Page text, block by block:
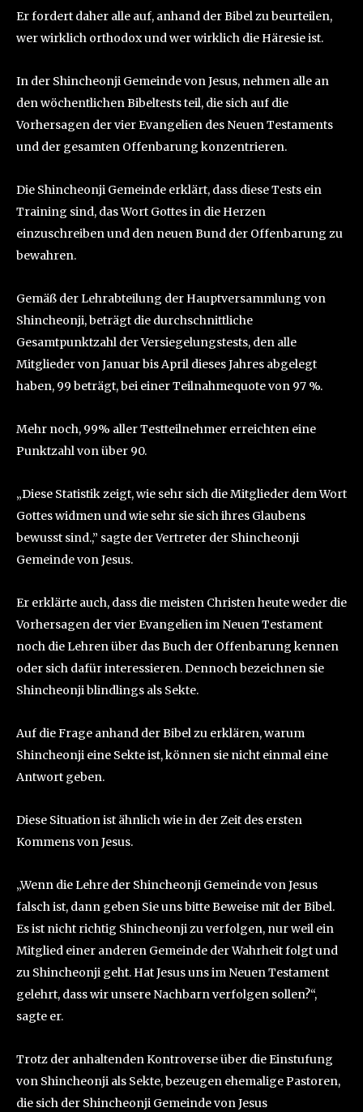
Er fordert daher alle auf, anhand der Bibel zu beurteilen,
wer wirklich orthodox und wer wirklich die Häresie ist.
In der Shincheonji Gemeinde von Jesus, nehmen alle an
den wöchentlichen Bibeltests teil, die sich auf die
Vorhersagen der vier Evangelien des Neuen Testaments
und der gesamten Offenbarung konzentrieren.
Die Shincheonji Gemeinde erklärt, dass diese Tests ein
Training sind, das Wort Gottes in die Herzen
einzuschreiben und den neuen Bund der Offenbarung zu
bewahren.
Gemäß der Lehrabteilung der Hauptversammlung von
Shincheonji, beträgt die durchschnittliche
Gesamtpunktzahl der Versiegelungstests, den alle
Mitglieder von Januar bis April dieses Jahres abgelegt
haben, 99 beträgt, bei einer Teilnahmequote von 97 %.
Mehr noch, 99% aller Testteilnehmer erreichten eine
Punktzahl von über 90.
„Diese Statistik zeigt, wie sehr sich die Mitglieder dem Wort
Gottes widmen und wie sehr sie sich ihres Glaubens
bewusst sind.,” sagte der Vertreter der Shincheonji
Gemeinde von Jesus.
Er erklärte auch, dass die meisten Christen heute weder die
Vorhersagen der vier Evangelien im Neuen Testament
noch die Lehren über das Buch der Offenbarung kennen
oder sich dafür interessieren. Dennoch bezeichnen sie
Shincheonji blindlings als Sekte.
Auf die Frage anhand der Bibel zu erklären, warum
Shincheonji eine Sekte ist, können sie nicht einmal eine
Antwort geben.
Diese Situation ist ähnlich wie in der Zeit des ersten
Kommens von Jesus.
„Wenn die Lehre der Shincheonji Gemeinde von Jesus
falsch ist, dann geben Sie uns bitte Beweise mit der Bibel.
Es ist nicht richtig Shincheonji zu verfolgen, nur weil ein
Mitglied einer anderen Gemeinde der Wahrheit folgt und
zu Shincheonji geht. Hat Jesus uns im Neuen Testament
gelehrt, dass wir unsere Nachbarn verfolgen sollen?“,
sagte er.
Trotz der anhaltenden Kontroverse über die Einstufung
von Shincheonji als Sekte, bezeugen ehemalige Pastoren,
die sich der Shincheonji Gemeinde von Jesus